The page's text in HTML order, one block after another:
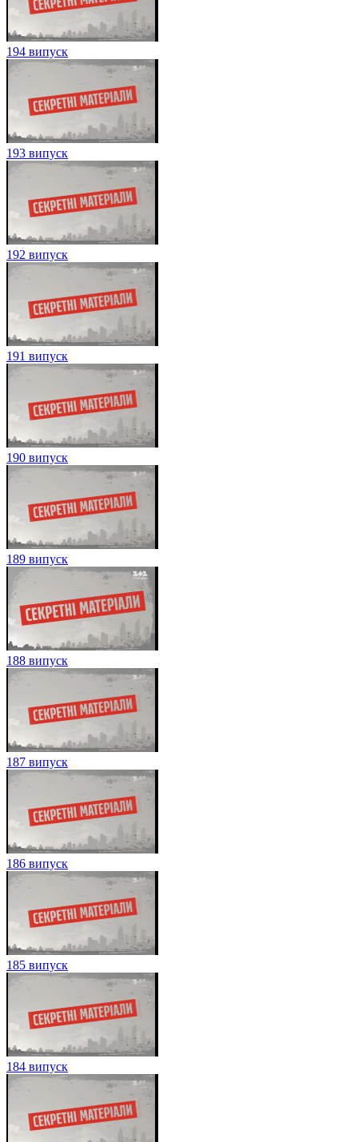
194 випуск
193 випуск
192 випуск
191 випуск
190 випуск
189 випуск
188 випуск
187 випуск
186 випуск
185 випуск
184 випуск